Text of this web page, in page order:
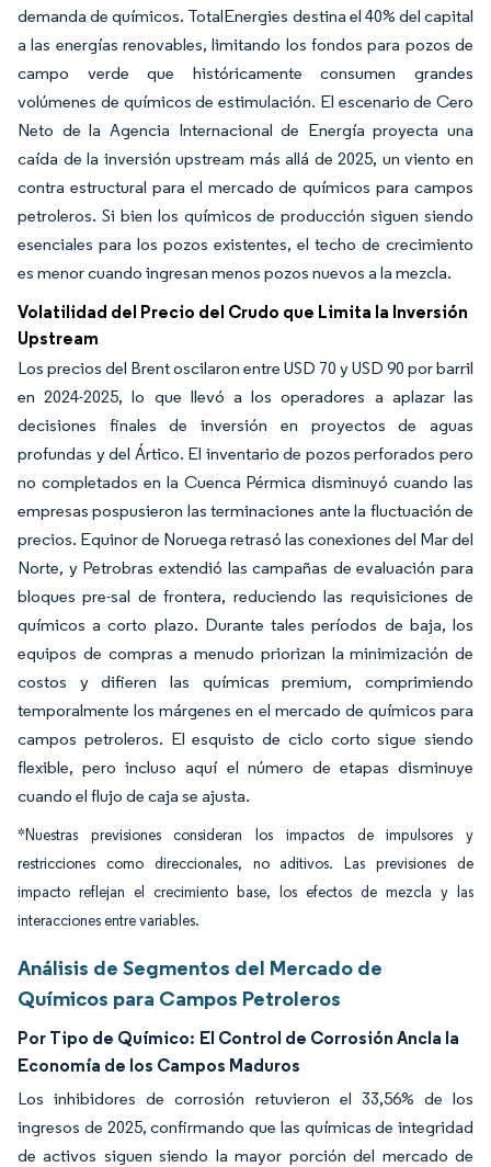
demanda de químicos. TotalEnergies destina el 40% del capital
a las energías renovables, limitando los fondos para pozos de
campo verde que históricamente consumen grandes
volúmenes de químicos de estimulación. El escenario de Cero
Neto de la Agencia Internacional de Energía proyecta una
caída de la inversión upstream más allá de 2025, un viento en
contra estructural para el mercado de químicos para campos
petroleros. Si bien los químicos de producción siguen siendo
esenciales para los pozos existentes, el techo de crecimiento
es menor cuando ingresan menos pozos nuevos a la mezcla.
Volatilidad del Precio del Crudo que Limita la Inversión
Upstream
Los precios del Brent oscilaron entre USD 70 y USD 90 por barril
en 2024-2025, lo que llevó a los operadores a aplazar las
decisiones finales de inversión en proyectos de aguas
profundas y del Ártico. El inventario de pozos perforados pero
no completados en la Cuenca Pérmica disminuyó cuando las
empresas pospusieron las terminaciones ante la fluctuación de
precios. Equinor de Noruega retrasó las conexiones del Mar del
Norte, y Petrobras extendió las campañas de evaluación para
bloques pre-sal de frontera, reduciendo las requisiciones de
químicos a corto plazo. Durante tales períodos de baja, los
equipos de compras a menudo priorizan la minimización de
costos y difieren las químicas premium, comprimiendo
temporalmente los márgenes en el mercado de químicos para
campos petroleros. El esquisto de ciclo corto sigue siendo
flexible, pero incluso aquí el número de etapas disminuye
cuando el flujo de caja se ajusta.
*Nuestras previsiones consideran los impactos de impulsores y
restricciones como direccionales, no aditivos. Las previsiones de
impacto reflejan el crecimiento base, los efectos de mezcla y las
interacciones entre variables.
Análisis de Segmentos del Mercado de
Químicos para Campos Petroleros
Por Tipo de Químico: El Control de Corrosión Ancla la
Economía de los Campos Maduros
Los inhibidores de corrosión retuvieron el 33,56% de los
ingresos de 2025, confirmando que las químicas de integridad
de activos siguen siendo la mayor porción del mercado de